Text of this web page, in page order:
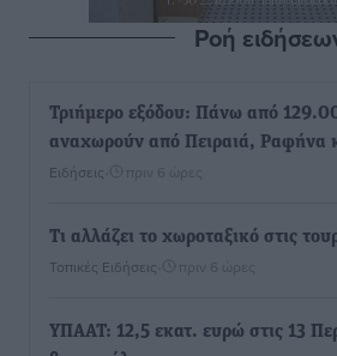
Ροή
Τριήμερο εξόδου: Πάνω από
αναχωρούν από Πειραιά, Ραφήνα
Ειδήσεις πριν 6 ώρες
Τι αλλάζει το χωροταξικό στις
Τοπικές Ειδήσεις πριν 6 ώρες
ΥΠΑΑΤ: 12,5 εκατ. ευρώ στις 13